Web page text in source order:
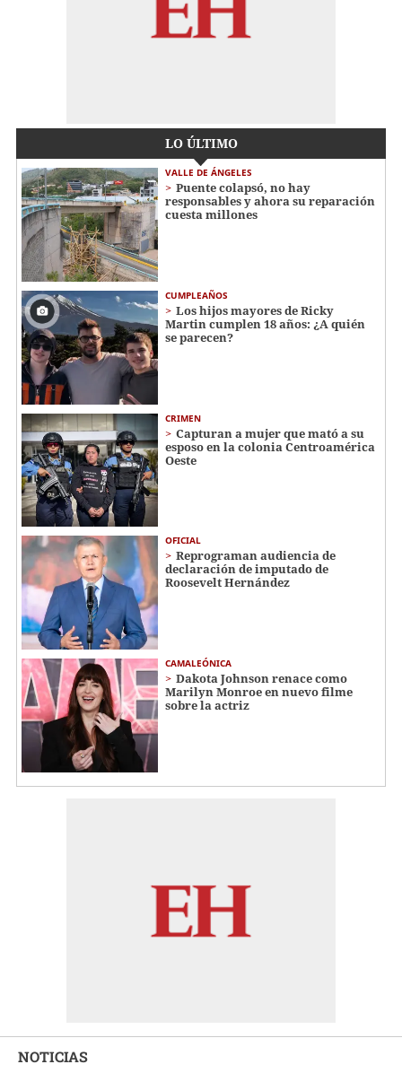
LO ÚLTIMO
VALLE DE ÁNGELES
Puente colapsó, no hay
responsables y ahora su reparación
cuesta millones
CUMPLEAÑOS
Los hijos mayores de Ricky
Martin cumplen 18 años: ¿A quién
se parecen?
CRIMEN
Capturan a mujer que mató a su
esposo en la colonia Centroamérica
Oeste
OFICIAL
Reprograman audiencia de
declaración de imputado de
Roosevelt Hernández
CAMALEÓNICA
Dakota Johnson renace como
Marilyn Monroe en nuevo filme
sobre la actriz
NOTICIAS